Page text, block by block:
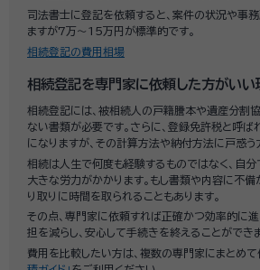
司法書士に登記を依頼すると、案件の状況や事
ますが7万～15万円が標準的です。
相続登記の費用相場
相続登記を専門家に依頼した方がいい
相続登記には、被相続人の戸籍謄本や遺産分割
ない書類が必要です。さらに、登録免許税と呼
になりますが、その計算方法や納付方法に戸惑う
相続は人生で何度も経験するものではなく、自
大きな労力がかかります。もし書類や内容に不備
り取りに時間を取られることもあります。
その点、専門家に依頼すれば正確かつ効率的に
担を減らし、安心して手続きを終えることができま
費用を比較したい方は、複数の専門家にまとめ